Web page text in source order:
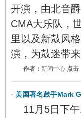
开演，由北音
CMA大乐队，
里以及新鼓风
演，为鼓迷带
作者： 新闻中心 点击
· 美国著名鼓手Mark
11月5日下